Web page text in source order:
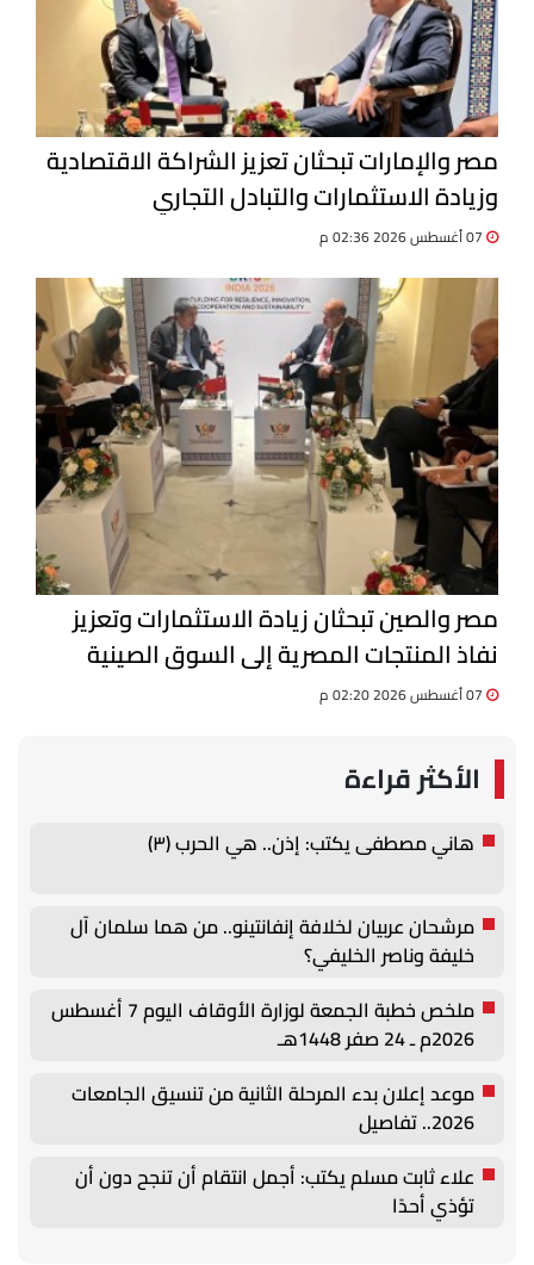
مصر والإمارات تبحثان تعزيز الشراكة الاقتصادية
وزيادة الاستثمارات والتبادل التجاري
مصر والصين تبحثان زيادة الاستثمارات وتعزيز
نفاذ المنتجات المصرية إلى السوق الصينية
الأكثر قراءة
هاني مصطفى يكتب: إذن.. هي الحرب (٣)
مرشحان عربيان لخلافة إنفانتينو.. من هما سلمان آل
خليفة وناصر الخليفي؟
ملخص خطبة الجمعة لوزارة الأوقاف اليوم 7 أغسطس
2026م ـ 24 صفر 1448هـ
موعد إعلان بدء المرحلة الثانية من تنسيق الجامعات
2026.. تفاصيل
علاء ثابت مسلم يكتب: أجمل انتقام أن تنجح دون أن
تؤذي أحدًا